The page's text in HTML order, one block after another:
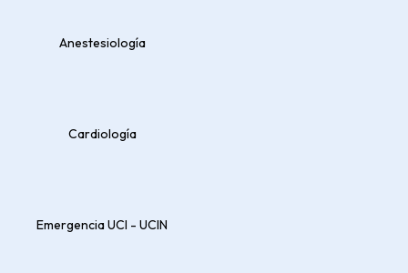
Anestesiología
Cardiología
Emergencia UCI - UCIN